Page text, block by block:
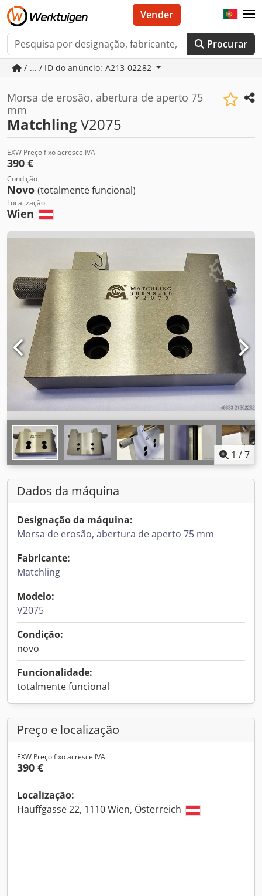
Procurar
Vender
/ ... / ID do anúncio: A213-02282
Morsa de erosão, abertura de aperto 75
mm
MatchlingV2075
EXW Preço fixo acresce IVA
390 €
Condição
Novo (totalmente funcional)
Localização
Wien
1 /7
Dados da máquina
Designação da máquina:
Morsa de erosão, abertura de aperto 75 mm
Fabricante:
Matchling
Modelo:
V2075
Condição:
novo
Funcionalidade:
totalmente funcional
Preço e localização
EXW Preço fixo acresce IVA
390 €
Localização:
Hauffgasse 22, 1110 Wien, Österreich